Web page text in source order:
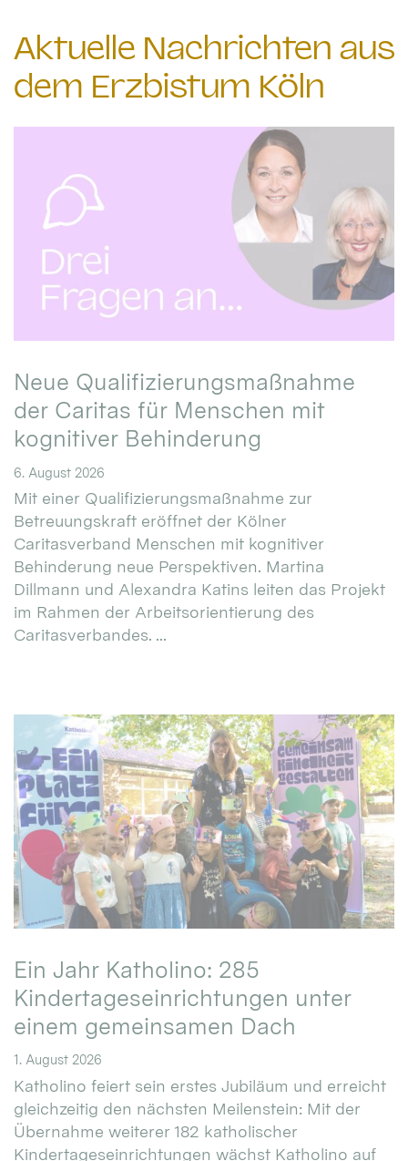
Aktuelle Nachrichten aus
dem Erzbistum Köln
Neue Qualifizierungsmaßnahme
der Caritas für Menschen mit
kognitiver Behinderung
6. August 2026
Mit einer Qualifizierungsmaßnahme zur
Betreuungskraft eröffnet der Kölner
Caritasverband Menschen mit kognitiver
Behinderung neue Perspektiven. Martina
Dillmann und Alexandra Katins leiten das Projekt
im Rahmen der Arbeitsorientierung des
Caritasverbandes. ...
Ein Jahr Katholino: 285
Kindertageseinrichtungen unter
einem gemeinsamen Dach
1. August 2026
Katholino feiert sein erstes Jubiläum und erreicht
gleichzeitig den nächsten Meilenstein: Mit der
Übernahme weiterer 182 katholischer
Kindertageseinrichtungen wächst Katholino auf